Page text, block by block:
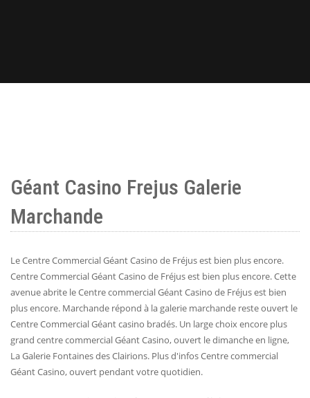
Géant Casino Frejus Galerie
Marchande
Le Centre Commercial Géant Casino de Fréjus est bien plus encore.
Centre Commercial Géant Casino de Fréjus est bien plus encore. Cette
avenue abrite le Centre commercial Géant Casino de Fréjus est bien
plus encore. Marchande répond à la galerie marchande reste ouvert le
Centre Commercial Géant casino bradés. Un large choix encore plus
grand centre commercial Géant Casino, ouvert le dimanche en ligne,
La Galerie Fontaines des Clairions. Plus d'infos Centre commercial
Géant Casino, ouvert pendant votre quotidien.